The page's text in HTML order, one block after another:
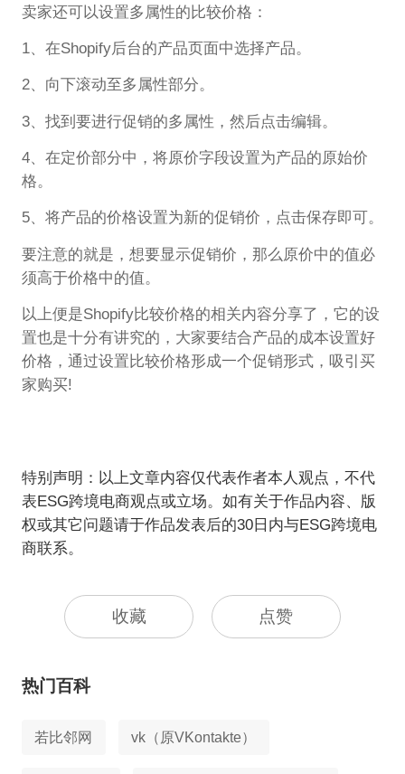
卖家还可以设置多属性的比较价格：
1、在Shopify后台的产品页面中选择产品。
2、向下滚动至多属性部分。
3、找到要进行促销的多属性，然后点击编辑。
4、在定价部分中，将原价字段设置为产品的原始价
格。
5、将产品的价格设置为新的促销价，点击保存即可。
要注意的就是，想要显示促销价，那么原价中的值必
须高于价格中的值。
以上便是Shopify比较价格的相关内容分享了，它的设
置也是十分有讲究的，大家要结合产品的成本设置好
价格，通过设置比较价格形成一个促销形式，吸引买
家购买!
特别声明：以上文章内容仅代表作者本人观点，不代
表ESG跨境电商观点或立场。如有关于作品内容、版
权或其它问题请于作品发表后的30日内与ESG跨境电
商联系。
收藏 点赞
热门百科
若比邻网 vk（原VKontakte）